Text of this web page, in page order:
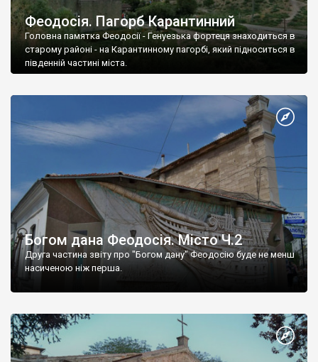
Феодосія. Пагорб Карантинний
Головна памятка Феодосії - Генуезька фортеця знаходиться в
старому районі - на Карантинному пагорбі, який підноситься в
південній частині міста.
Богом дана Феодосія. Місто Ч.2
Друга частина звіту про "Богом дану" Феодосію буде не менш
насиченою ніж перша.